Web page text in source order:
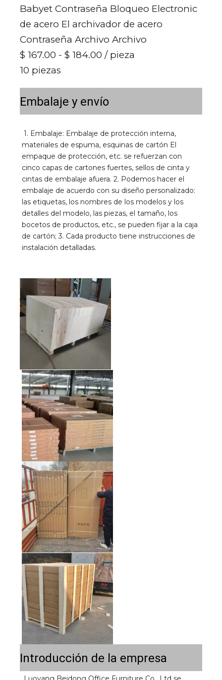
Babyet Contraseña Bloqueo Electronic
de acero El archivador de acero
Contraseña Archivo Archivo
$ 167.00 - $ 184.00 / pieza
10 piezas
Embalaje y envío
1. Embalaje: Embalaje de protección interna,
materiales de espuma, esquinas de cartón El
empaque de protección, etc. se refuerzan con
cinco capas de cartones fuertes, sellos de cinta y
cintas de embalaje afuera. 2. Podemos hacer el
embalaje de acuerdo con su diseño personalizado:
las etiquetas, los nombres de los modelos y los
detalles del modelo, las piezas, el tamaño, los
bocetos de productos, etc., se pueden fijar a la caja
de cartón; 3. Cada producto tiene instrucciones de
instalación detalladas.
Introducción de la empresa